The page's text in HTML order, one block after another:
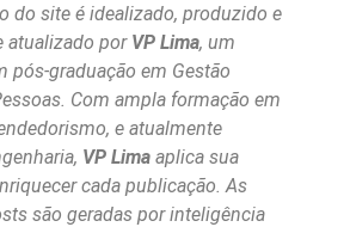
do site é idealizado, produzido e
atualizado por VP Lima, um
pós-graduação em Gestão
Com ampla formação em
e atualmente
VP Lima aplica sua
cada publicação. As
são geradas por inteligência